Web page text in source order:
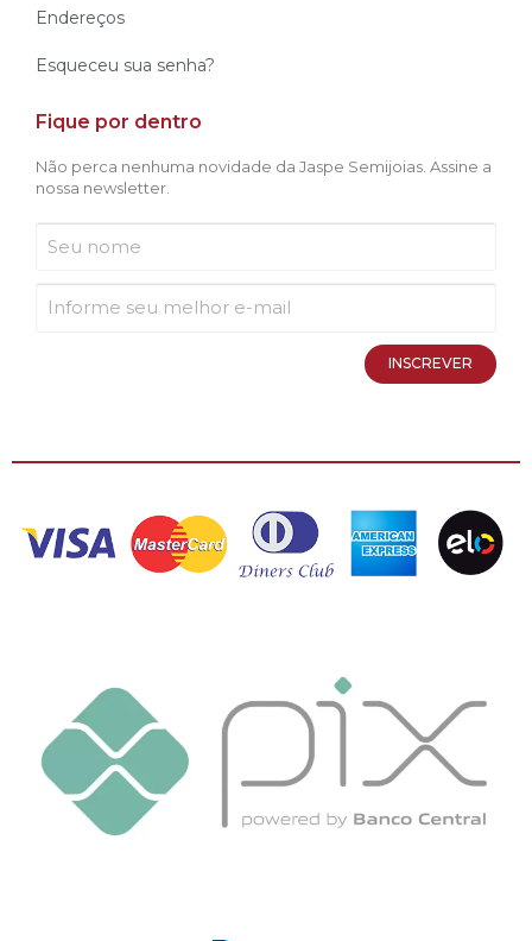
Endereços
Esqueceu sua senha?
Fique por dentro
Não perca nenhuma novidade da Jaspe Semijoias. Assine a
nossa newsletter.
INSCREVER